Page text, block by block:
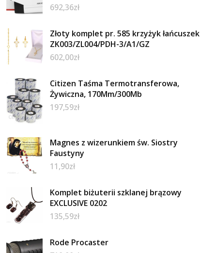
692,36zł
Złoty komplet pr. 585 krzyżyk łańcuszek
ZK003/ZL004/PDH-3/A1/GZ
602,00zł
Citizen Taśma Termotransferowa,
Żywiczna, 170Mm/300Mb
197,59zł
Magnes z wizerunkiem św. Siostry
Faustyny
11,90zł
Komplet biżuterii szklanej brązowy
EXCLUSIVE 0202
135,59zł
Rode Procaster